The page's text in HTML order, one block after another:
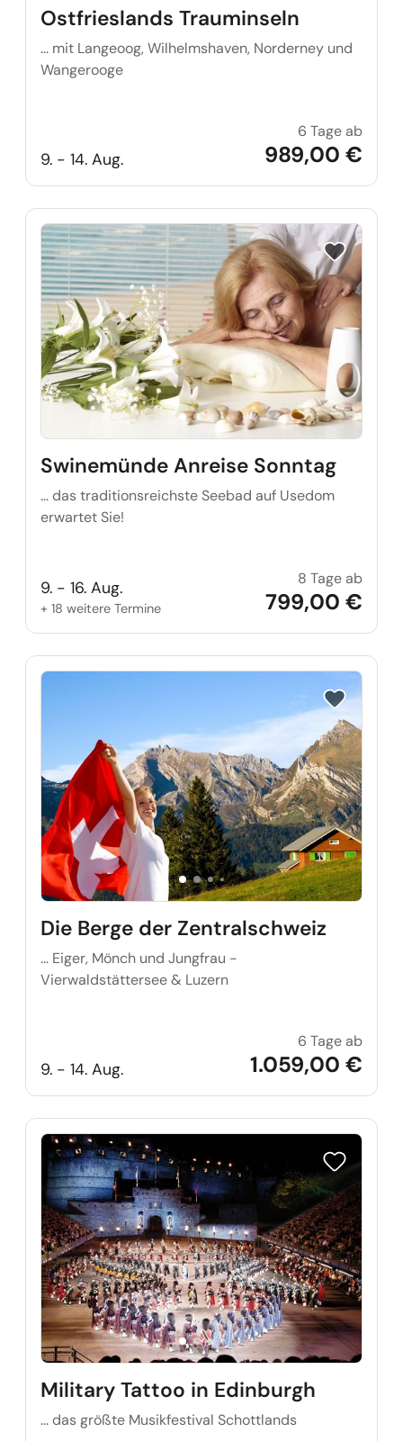
Ostfrieslands Trauminseln
... mit Langeoog, Wilhelmshaven, Norderney und
Wangerooge
9. - 14. Aug.
6 Tage ab
989,00 €
Reise auf
Swinemünde Anreise Sonntag
… das traditionsreichste Seebad auf Usedom
erwartet Sie!
9. - 16. Aug.
+ 18 weitere Termine
8 Tage ab
799,00 €
Reise auf
Die Berge der Zentralschweiz
… Eiger, Mönch und Jungfrau -
Vierwaldstättersee & Luzern
9. - 14. Aug.
Die
6 Tage ab
1.059,00 €
Reise auf
Military Tattoo in Edinburgh
... das größte Musikfestival Schottlands